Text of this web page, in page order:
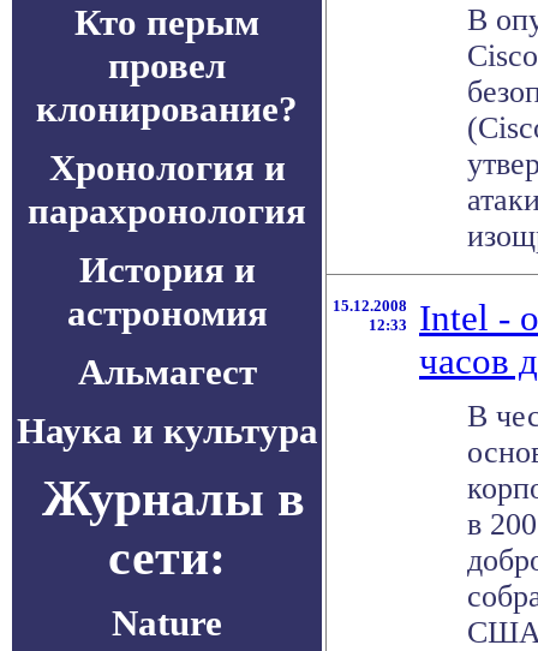
Кто перым
провел
клонирование?
Хронология и
парахронология
История и
астрономия
Альмагест
Наука и культура
Журналы в
сети:
Nature
В
15.12.2008
12:33
Intel -
часов
В
в
США